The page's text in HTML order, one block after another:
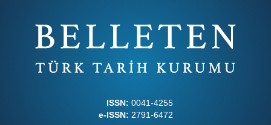
ISSN: 0041-4255
e-ISSN: 2791-6472